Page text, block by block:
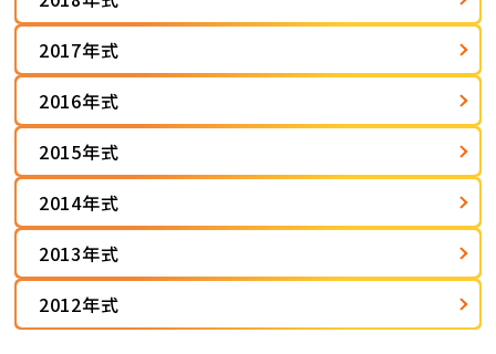
2017年式
2016年式
2015年式
2014年式
2013年式
2012年式